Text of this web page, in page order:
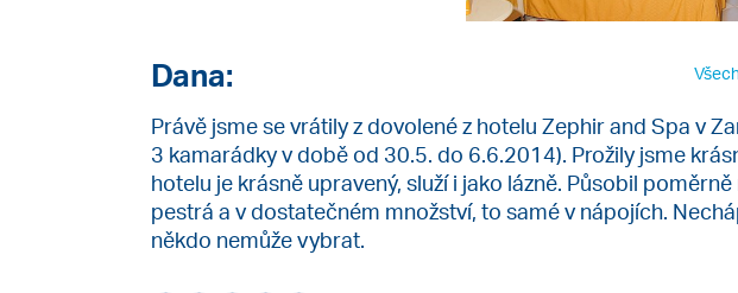
Dana:
Právě jsme se vrátily z dovolené z hotelu Zephir and Spa v
3 kamarádky v době od 30.5. do 6.6.2014). Prožily jsme
hotelu je krásně upravený, služí i jako lázně. Působil
pestrá a v dostatečném množství, to samé v nápojích.
někdo nemůže vybrat.